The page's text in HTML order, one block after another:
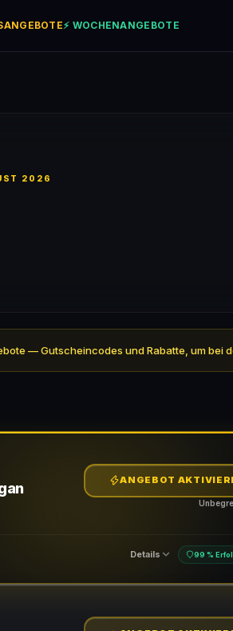
⚡ WOCHENANGEBOTE
2026
— Gutscheincodes und Rabatte, um bei
ANGEBOT
Details 99 %